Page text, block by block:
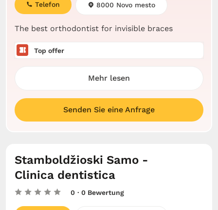
The best orthodontist for invisible braces
Telefon 8000 Novo mesto
Top offer
Mehr lesen
Senden Sie eine Anfrage
Stamboldžioski Samo -
Clinica dentistica
0 · 0 Bewertung